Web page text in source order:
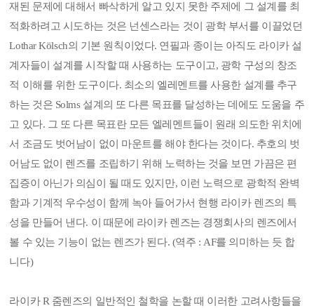
재된 문제에 대해서 빠삭하게 알고 있지 못한 주제에 그 설계를 최
적화하려고 시도하는 것은 넌센스라는 것이 광학 부서를 이끌었던
Lothar Kölsch의 기본 원칙이었다. 연필과 종이는 아직도 라이카 설
계자들이 설계를 시작할 때 사용하는 도구이고, 광학 구성의 창조
적 이해를 위한 도구이다. 최소의 엘레멘트를 사용한 설계를 추구
하는 것은 Solms 설계의 또 다른 목표를 달성하는 데에도 도움을 주
고 있다. 그 또 다른 목표란 모든 엘레멘트들이 원래 의도한 위치에
서 조금도 벗어남이 없이 마운트를 해야 한다는 것이다. 추호의 벗
어남도 없이 렌즈를 조립하기 위해 노력하는 것을 보면 가끔은 편
집증이 아닌가 의심이 될 때도 있지만, 이런 노력으로 광학적 완벽
함과 기계적 우수성이 함께 녹아 들어가서 현행 라이카 렌즈의 특
성을 만들어 낸다. 이 때문에 라이카 렌즈는 경쟁회사의 렌즈에서
볼 수 있는 기능이 없는 렌즈가 된다. (역주 : AF를 의미하는 듯 합
니다)
라이카 R 줌렌즈의 일반적인 철학을 논할 때 이러한 고려사항들을